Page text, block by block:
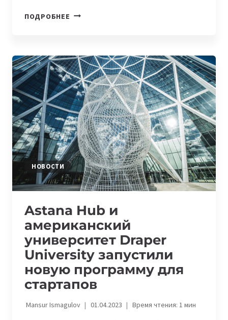
ПОДРОБНЕЕ В
НАБОР
ІТ-
СТАРТАПОВ
НА
SCALERATOR
НОВОСТИ
Astana Hub и
американский
университет Draper
University запустили
новую программу для
стартапов
Mansur Ismagulov 01.04.2023 Время чтения: 1мин